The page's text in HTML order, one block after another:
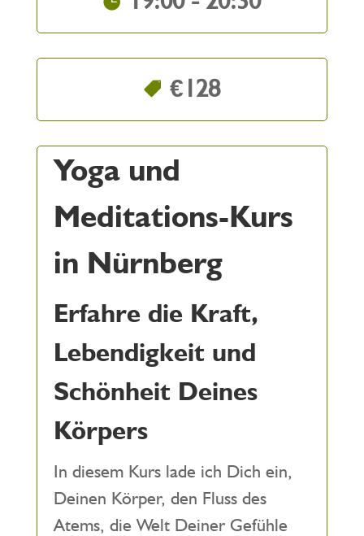
€128
Yoga und
Meditations-Kurs
in Nürnberg
Erfahre die Kraft,
Lebendigkeit und
Schönheit Deines
Körpers
In diesem Kurs lade ich Dich ein,
Deinen Körper, den Fluss des
Atems, die Welt Deiner Gefühle